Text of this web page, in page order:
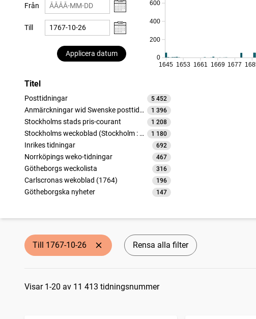
Från
Till
Applicera datum
0
200
400
600
1645 1653 1661 1669 1677
Titel
Posttidningar 5 452
träffar
Anmärckningar wid Swenske posttidningarne
1 396
träffar
Stockholms stads pris-courant
1 208
träffar
Stockholms weckoblad (Stockholm : 1745)
1 180
träffar
Inrikes tidningar
692
träffar
Norrköpings weko-tidningar
467
träffar
Götheborgs weckolista
316
träffar
Carlscronas wekoblad (1764)
196
träffar
Götheborgska nyheter
147
träffar
träffar
Handels tidning från Gefle
träffar
Carlscronas wekoblad (1753)
träffar
Till 1767-10-26 Rensa alla filter
Sökresultat
Visar 1-20 av 11 413 tidningsnummer